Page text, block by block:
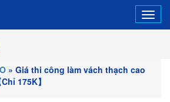
» Giá thi công làm vách thạch cao
175K】